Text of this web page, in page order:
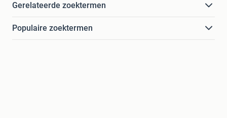
Gerelateerde zoektermen
Populaire zoektermen